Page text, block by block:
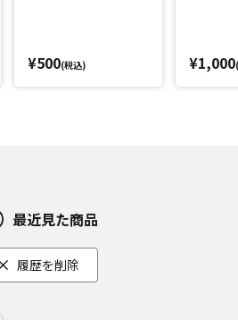
¥500(税込) ¥1,000
最近見た商品
履歴を削除